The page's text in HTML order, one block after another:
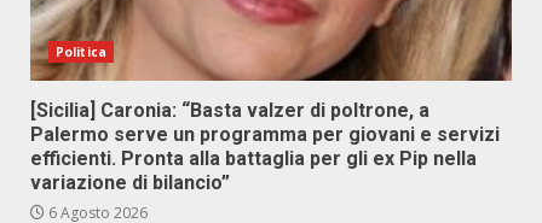
Politica
[Sicilia] Caronia: “Basta valzer di poltrone, a
Palermo serve un programma per giovani e servizi
efficienti. Pronta alla battaglia per gli ex Pip nella
variazione di bilancio”
6 Agosto 2026